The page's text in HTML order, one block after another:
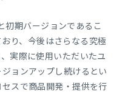
初期バージョンであるこ
り、今後はさらなる究極
実際に使用いただいたユ
ョンアップし続けるとい
スで商品開発・提供を行